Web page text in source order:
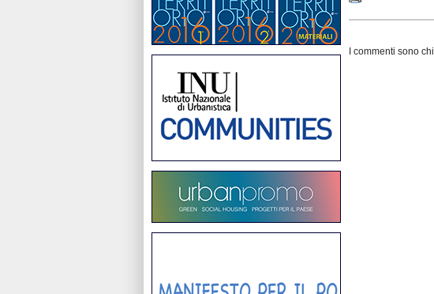
I commenti sono